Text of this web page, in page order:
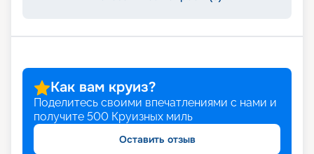
Как вам круиз?
Поделитесь своими впечатлениями с нами и
получите 500 Круизных миль
Оставить отзыв